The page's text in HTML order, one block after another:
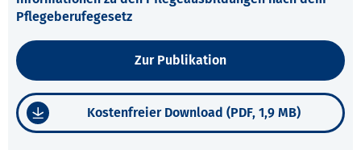
Pflegeberufegesetz
Zur Publikation
Kostenfreier Download (PDF, 1,9 MB)